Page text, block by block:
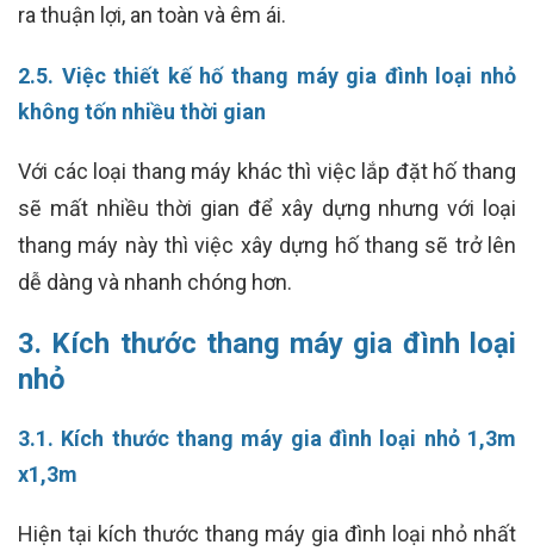
ra thuận lợi, an toàn và êm ái.
2.5. Việc thiết kế hố thang máy gia đình loại nhỏ
không tốn nhiều thời gian
Với các loại thang máy khác thì việc lắp đặt hố thang
sẽ mất nhiều thời gian để xây dựng nhưng với loại
thang máy này thì việc xây dựng hố thang sẽ trở lên
dễ dàng và nhanh chóng hơn.
3. Kích thước thang máy gia đình loại
nhỏ
3.1. Kích thước thang máy gia đình loại nhỏ 1,3m
x1,3m
Hiện tại kích thước thang máy gia đình loại nhỏ nhất